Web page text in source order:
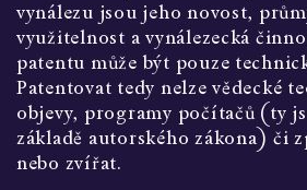
vynálezu jsou jeho novost,
využitelnost a vynálezecká
patentu může být pouze
Patentovat tedy nelze vědecké
objevy, programy počítačů (ty
základě autorského zákona) či
nebo zvířat.